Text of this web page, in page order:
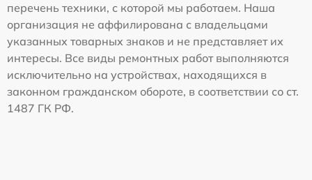
перечень техники, с которой мы работаем. Наша
организация не аффилирована с владельцами
указанных товарных знаков и не представляет их
интересы. Все виды ремонтных работ выполняются
исключительно на устройствах, находящихся в
законном гражданском обороте, в соответствии со ст.
1487 ГК РФ.